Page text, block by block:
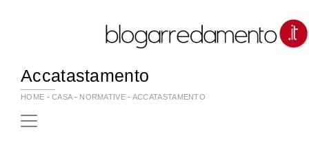
Accatastamento
HOME -CASA- NORMATIVE - ACCATASTAMENTO